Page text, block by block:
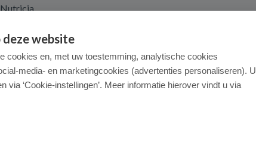
Nutricia
deze website
cookies en, met uw toestemming, analytische cookies
media- en marketingcookies (advertenties personaliseren). U
via ‘Cookie-instellingen’. Meer informatie hierover vindt u via